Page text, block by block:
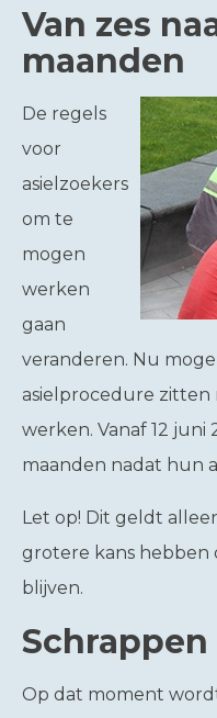
Van zes
maanden
De regels
voor
asielzoekers
om te
mogen
werken
gaan
veranderen. Nu
asielprocedure zitten
werken. Vanaf 12 juni
maanden nadat hun
Let op! Dit geldt
grotere kans hebben
blijven.
Op dat moment